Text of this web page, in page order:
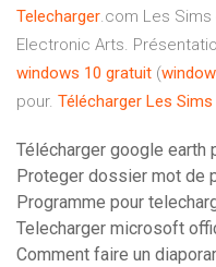
Telecharger.com Les Sims
Electronic Arts.
windows 10 gratuit (
pour. Télécharger Les Sims
Télécharger google earth
Proteger dossier mot de
Programme pour
Telecharger microsoft
Comment faire un